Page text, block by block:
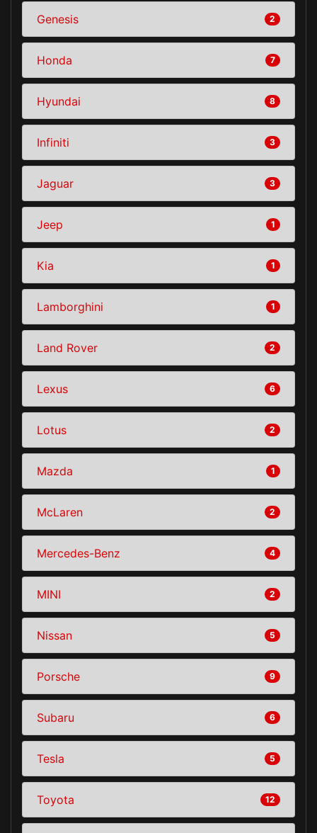
Genesis 2
Honda 7
Hyundai 8
Infiniti 3
Jaguar 3
Jeep 1
Kia 1
Lamborghini 1
Land Rover 2
Lexus 6
Lotus 2
Mazda 1
McLaren 2
Mercedes-Benz 4
MINI 2
Nissan 5
Porsche 9
Subaru 6
Tesla 5
Toyota 12